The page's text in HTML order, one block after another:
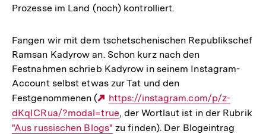
Prozesse im Land (noch) kontrolliert.
Fangen wir mit dem tschetschenischen Republikschef
Ramsan Kadyrow an. Schon kurz nach den
Festnahmen schrieb Kadyrow in seinem Instagram-
Account selbst etwas zur Tat und den
Festgenommenen (
Externer
Link:
https://instagram.com/p/z-
dKqICRua/?modal=true, der Wortl­aut ist in der Rubrik
Interner
"Aus russischen Blogs" zu finden). Der Blogeintrag